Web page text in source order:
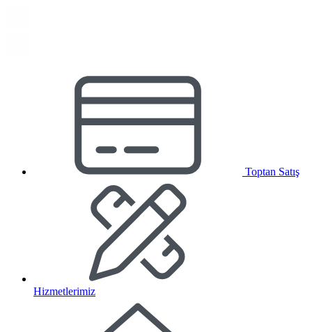
Toptan Satış
Hizmetlerimiz